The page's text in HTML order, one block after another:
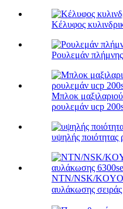
Κέλυφος
Ρουλεμάν
Μπλοκ
ρουλεμάν ucp
υψηλής
NTN/NSK/KOYO
αυλάκωσης